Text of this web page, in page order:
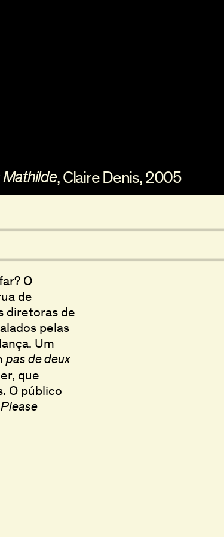
Mathilde, Claire Denis,2005
O
de
diretoras de
pelas
Um
pas de deux
que
O público
Please